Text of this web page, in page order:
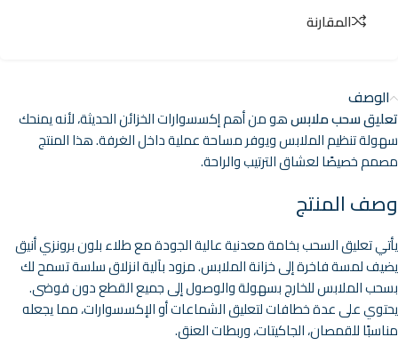
المقارنة
الوصف
تعليق سحب ملابسهو من أهم إكسسوارات الخزائن الحديثة، لأنه يمنحك
سهولة تنظيم الملابس ويوفر مساحة عملية داخل الغرفة. هذا المنتج
مصمم خصيصًا لعشاق الترتيب والراحة.
وصف المنتج
يأتي تعليق السحب بخامة معدنية عالية الجودة مع طلاء بلون برونزي أنيق
يضيف لمسة فاخرة إلى خزانة الملابس. مزود بآلية انزلاق سلسة تسمح لك
بسحب الملابس للخارج بسهولة والوصول إلى جميع القطع دون فوضى.
يحتوي على عدة خطافات لتعليق الشماعات أو الإكسسوارات، مما يجعله
مناسبًا للقمصان، الجاكيتات، وربطات العنق.